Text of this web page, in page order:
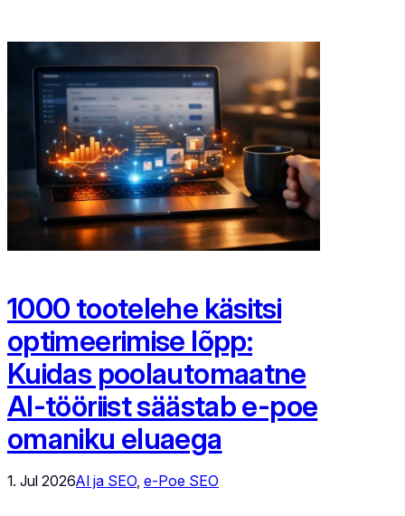
1000 tootelehe käsitsi
optimeerimise lõpp:
Kuidas poolautomaatne
AI-tööriist säästab e-poe
omaniku eluaega
1. Jul 2026AI ja SEO e-Poe SEO